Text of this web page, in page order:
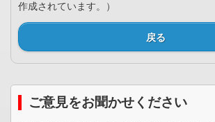
作成されています。）
戻る
ご意見をお聞かせください